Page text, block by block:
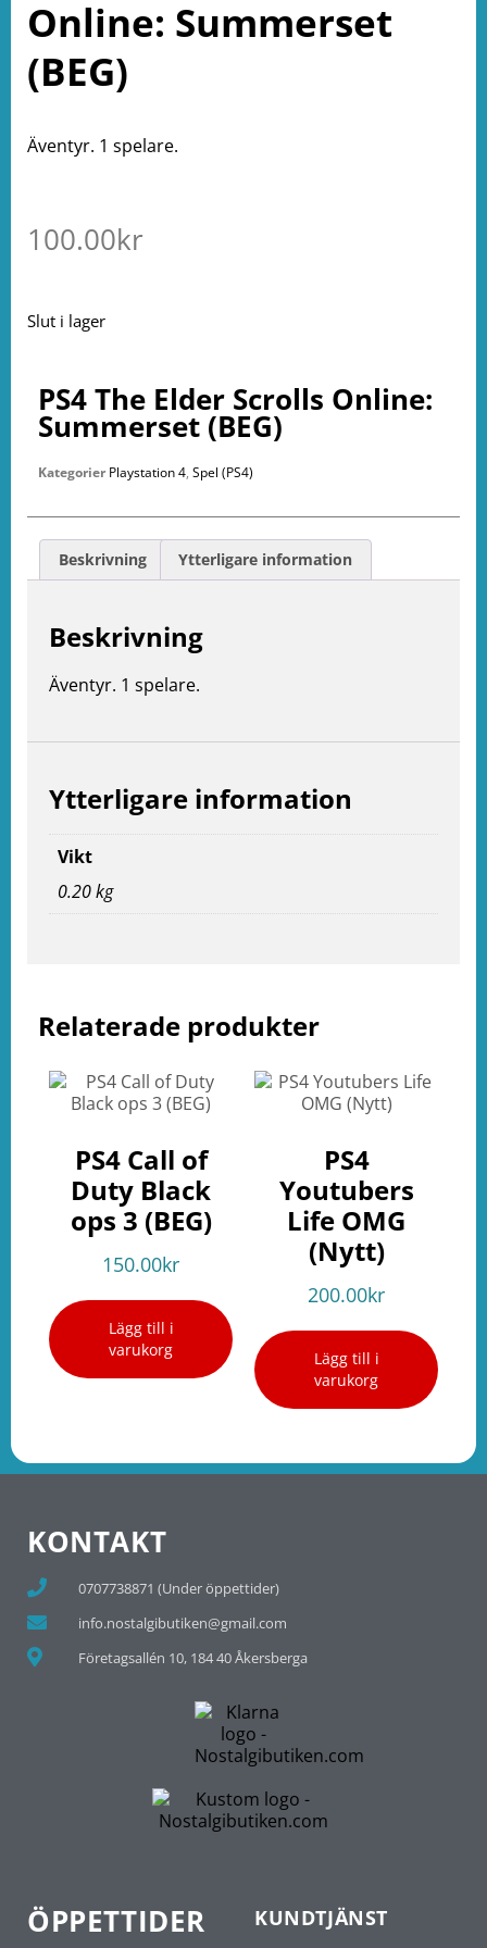
Online: Summerset
(BEG)
Äventyr. 1 spelare.
100.00kr
Slut i lager
Relaterade produkter
PS4 Call of
Duty Black
ops 3 (BEG)
150.00kr
Lägg till i
varukorg
PS4
Youtubers
Life OMG
(Nytt)
200.00kr
Lägg till i
varukorg
PS4 The Elder Scrolls Online:
Summerset (BEG)
Kategorier Playstation 4, Spel (PS4)
Beskrivning Ytterligare information
Beskrivning
Äventyr. 1 spelare.
Ytterligare information
Vikt
0.20 kg
KONTAKT
0707738871 (Under öppettider)
info.nostalgibutiken@gmail.com
Företagsallén 10, 184 40 Åkersberga
ÖPPETTIDER KUNDTJÄNST